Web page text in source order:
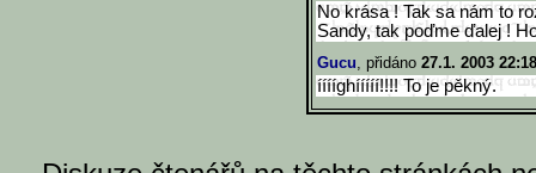
No krása ! Tak sa nám to
Sandy, tak poďme ďalej !
Gucu, přidáno 27.1. 2003
ííííghííííí!!!! To je pěkný.